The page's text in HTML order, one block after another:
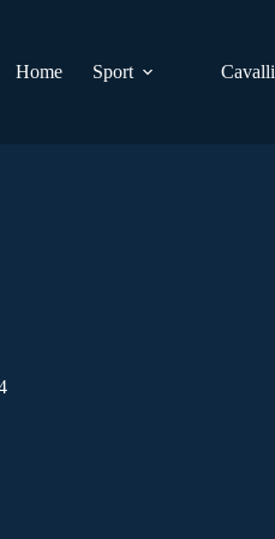
Home
Sport Cavalli